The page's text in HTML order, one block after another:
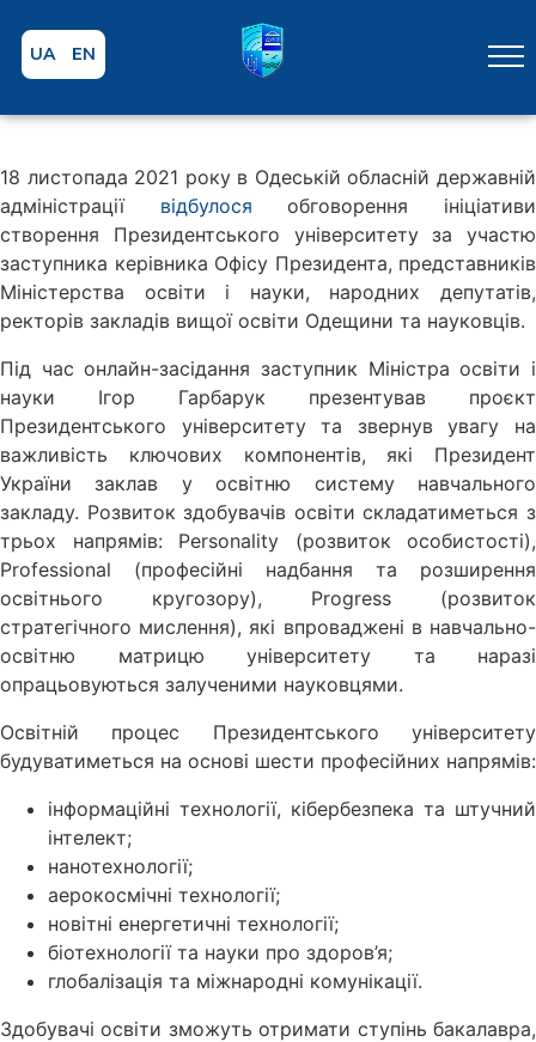
UA EN
18 листопада 2021 року в Одеській обласній державній
адміністрації відбулося обговорення ініціативи
створення Президентського університету за участю
заступника керівника Офісу Президента, представників
Міністерства освіти і науки, народних депутатів,
ректорів закладів вищої освіти Одещини та науковців.
Під час онлайн-засідання заступник Міністра освіти і
науки Ігор Гарбарук презентував проєкт
Президентського університету та звернув увагу на
важливість ключових компонентів, які Президент
України заклав у освітню систему навчального
закладу. Розвиток здобувачів освіти складатиметься з
трьох напрямів: Personality (розвиток особистості),
Professional (професійні надбання та розширення
освітнього кругозору), Progress (розвиток
стратегічного мислення), які впроваджені в навчально-
освітню матрицю університету та наразі
опрацьовуються залученими науковцями.
Освітній процес Президентського університету
будуватиметься на основі шести професійних напрямів:
інформаційні технології, кібербезпека та штучний
інтелект;
нанотехнології;
аерокосмічні технології;
новітні енергетичні технології;
біотехнології та науки про здоров’я;
глобалізація та міжнародні комунікації.
Здобувачі освіти зможуть отримати ступінь бакалавра,